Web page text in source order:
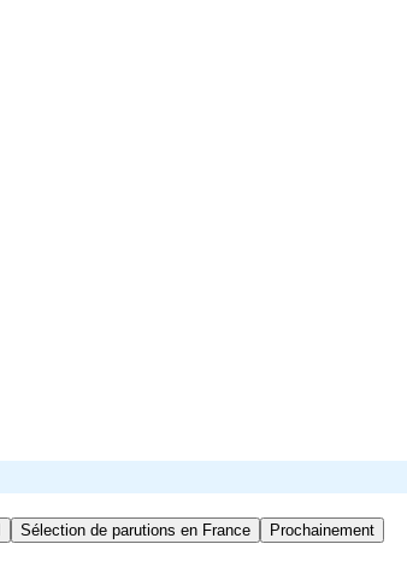
Sélection de parutions en France
Prochainement